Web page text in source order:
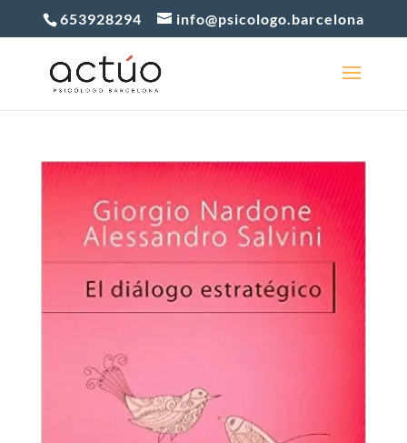
653928294 info@psicologo.barcelona